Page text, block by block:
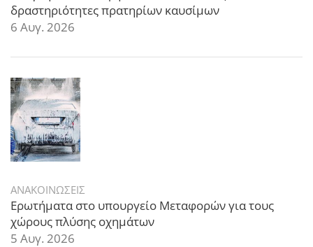
δραστηριότητες πρατηρίων καυσίμων
6 Αυγ. 2026
ΑΝΑΚΟΙΝΩΣΕΙΣ
Ερωτήματα στο υπουργείο Μεταφορών για τους
χώρους πλύσης οχημάτων
5 Αυγ. 2026